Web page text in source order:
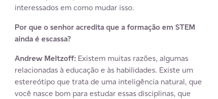
interessados em como mudar isso.
Por que o senhor acredita que a formação em STEM
ainda éescassa?
Andrew Meltzoff: Existem muitas razões, algumas
relacionadas à educação e às habilidades. Existe um
estereótipo que trata de uma inteligência natural, que
você nasce bom para estudar essas disciplinas, que